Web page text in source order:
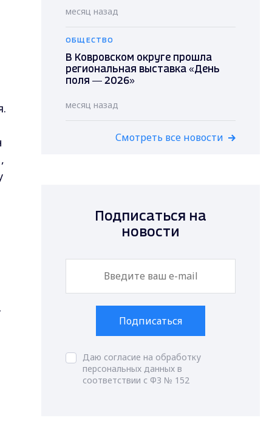
месяц назад
ОБЩЕСТВО
В Ковровском округе прошла
региональная выставка «День
поля — 2026»
месяц назад
Смотреть все новости
Подписаться на
новости
Подписаться
Даю согласие на обработку
персональных данных в
соответствии с ФЗ № 152